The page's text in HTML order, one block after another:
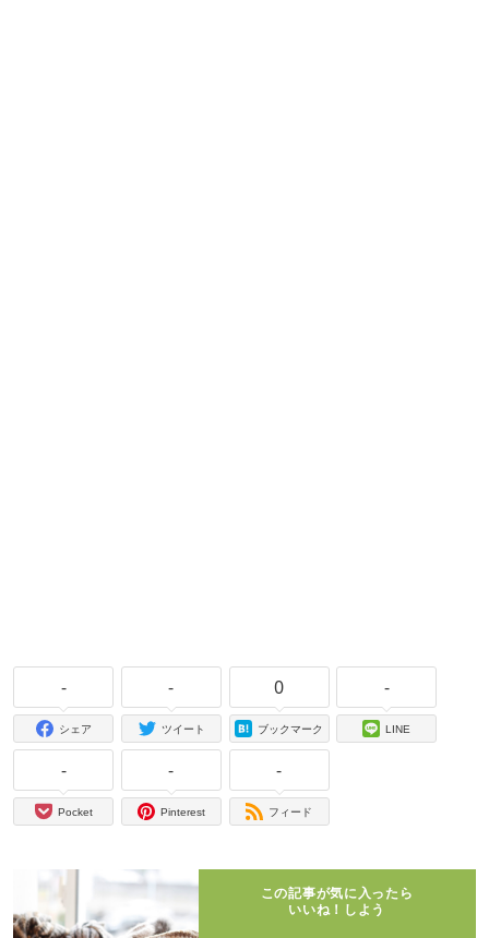
-
シェア
-
ツイート
0
ブックマーク
-
LINE
-
Pocket
-
Pinterest
-
フィード
この記事が気に入ったら
いいね！しよう